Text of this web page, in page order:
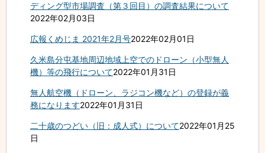
ディング型市場調査（第３回目）の調査結果について
2022年02月03日
広報くめじま 2021年2月号2022年02月01日
久米島分屯基地周辺地域上空でのドローン（小型無人
機）等の飛行について2022年01月31日
無人航空機（ドローン、ラジコン機など）の登録が義
務になります2022年01月31日
二十歳のつどい（旧：成人式）について2022年01月25
日